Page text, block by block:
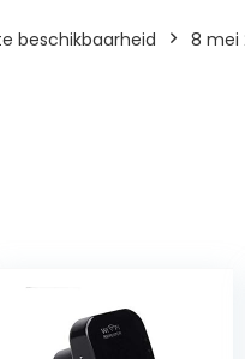
beschikbaarheid 8 mei